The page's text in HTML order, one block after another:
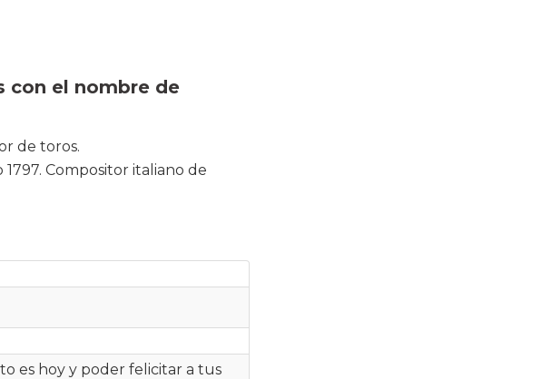
con el nombre de
de toros.
Compositor italiano de
es hoy y poder felicitar a tus